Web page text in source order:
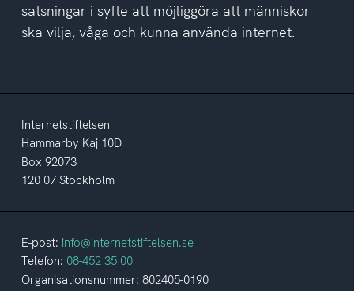
satsningar i syfte att möjliggöra att människor
ska vilja, våga och kunna använda internet.
Internetstiftelsen
Hammarby Kaj 10D
Box 92073
120 07 Stockholm
E-post: info@internetstiftelsen.se
Telefon: 08-452 35 00
Organisationsnummer: 802405-0190